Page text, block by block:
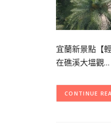
宜蘭新景點【
在礁溪大塭觀…
CONTINUE